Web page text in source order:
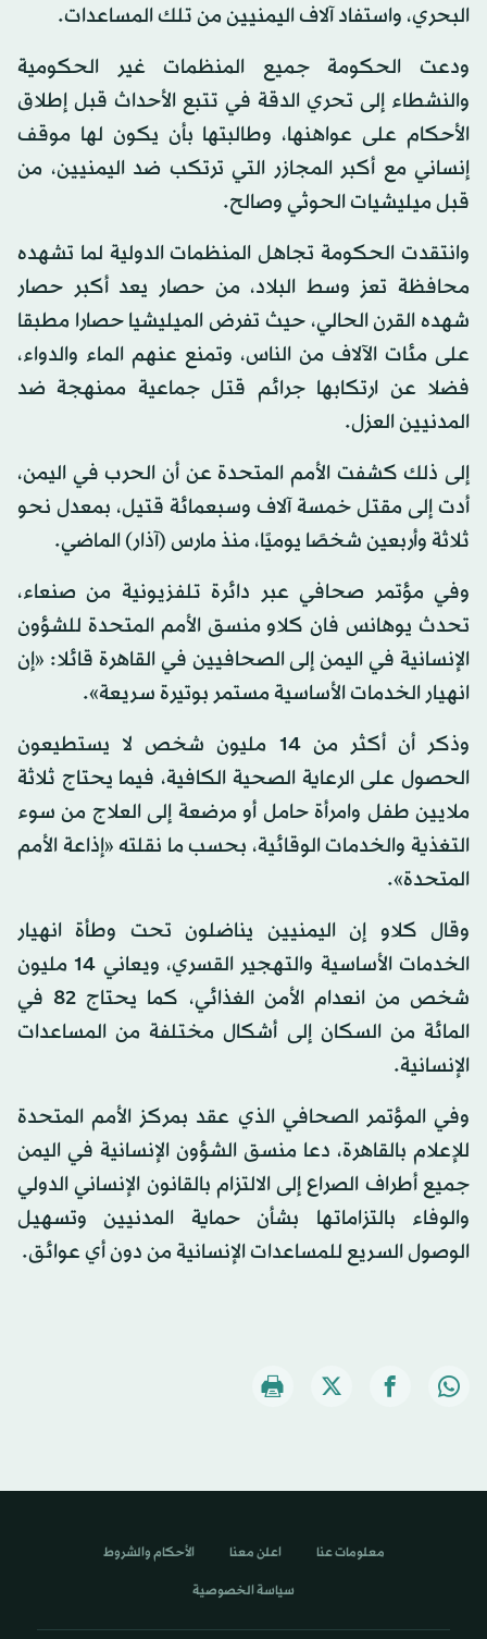
البحري، واستفاد آلاف اليمنيين من تلك المساعدات.
ودعت الحكومة جميع المنظمات غير الحكومية
والنشطاء إلى تحري الدقة في تتبع الأحداث قبل إطلاق
الأحكام على عواهنها، وطالبتها بأن يكون لها موقف
إنساني مع أكبر المجازر التي ترتكب ضد اليمنيين، من
قبل ميليشيات الحوثي وصالح.
وانتقدت الحكومة تجاهل المنظمات الدولية لما تشهده
محافظة تعز وسط البلاد، من حصار يعد أكبر حصار
شهده القرن الحالي، حيث تفرض الميليشيا حصارا مطبقا
على مئات الآلاف من الناس، وتمنع عنهم الماء والدواء،
فضلا عن ارتكابها جرائم قتل جماعية ممنهجة ضد
المدنيين العزل.
إلى ذلك كشفت الأمم المتحدة عن أن الحرب في اليمن،
أدت إلى مقتل خمسة آلاف وسبعمائة قتيل، بمعدل نحو
ثلاثة وأربعين شخصًا يوميًا، منذ مارس (آذار) الماضي.
وفي مؤتمر صحافي عبر دائرة تلفزيونية من صنعاء،
تحدث يوهانس فان كلاو منسق الأمم المتحدة للشؤون
الإنسانية في اليمن إلى الصحافيين في القاهرة قائلا: «إن
انهيار الخدمات الأساسية مستمر بوتيرة سريعة».
وذكر أن أكثر من 14 مليون شخص لا يستطيعون
الحصول على الرعاية الصحية الكافية، فيما يحتاج ثلاثة
ملايين طفل وامرأة حامل أو مرضعة إلى العلاج من سوء
التغذية والخدمات الوقائية، بحسب ما نقلته «إذاعة الأمم
المتحدة».
وقال كلاو إن اليمنيين يناضلون تحت وطأة انهيار
الخدمات الأساسية والتهجير القسري، ويعاني 14 مليون
شخص من انعدام الأمن الغذائي، كما يحتاج 82 في
المائة من السكان إلى أشكال مختلفة من المساعدات
الإنسانية.
وفي المؤتمر الصحافي الذي عقد بمركز الأمم المتحدة
للإعلام بالقاهرة، دعا منسق الشؤون الإنسانية في اليمن
جميع أطراف الصراع إلى الالتزام بالقانون الإنساني الدولي
والوفاء بالتزاماتها بشأن حماية المدنيين وتسهيل
الوصول السريع للمساعدات الإنسانية من دون أي عوائق.
معلومات عنا اعلن معنا الأحكام والشروط
سياسة الخصوصية